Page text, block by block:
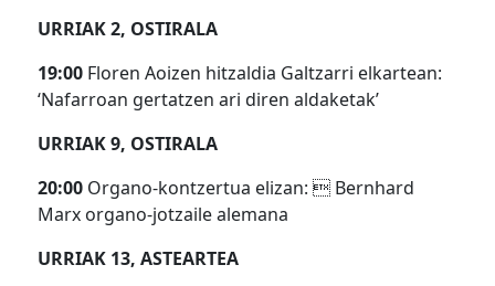
URRIAK 2, OSTIRALA
19:00 Floren Aoizen hitzaldia Galtzarri elkartean:
‘Nafarroan gertatzen ari diren aldaketak’
URRIAK 9, OSTIRALA
20:00 Organo-kontzertua elizan:  Bernhard
Marx organo-jotzaile alemana
URRIAK 13, ASTEARTEA